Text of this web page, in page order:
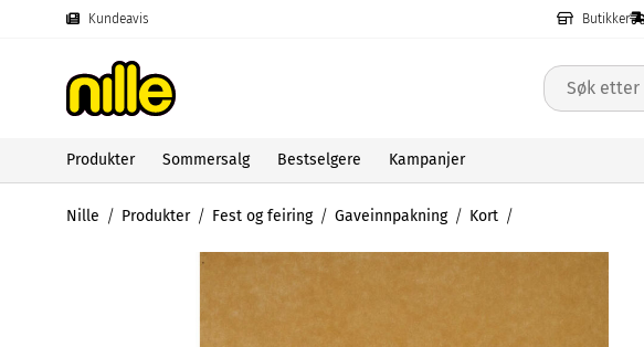
Kundeavis Butikker
Produkter Sommersalg Bestselgere Kampanjer
Nille Produkter Fest og feiring Gaveinnpakning Kort